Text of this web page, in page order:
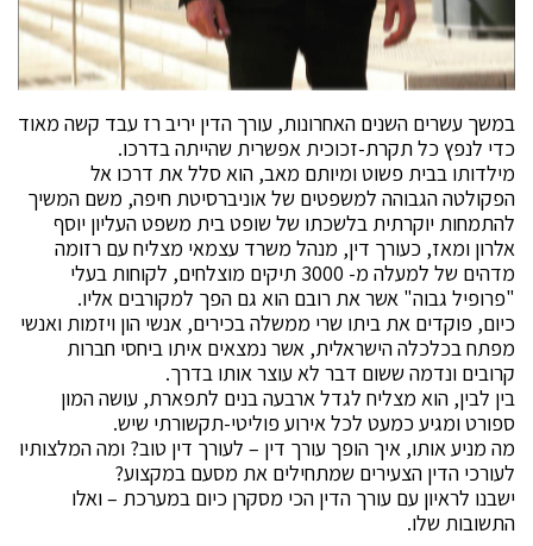
במשך עשרים השנים האחרונות, עורך הדין יריב רז עבד קשה מאוד
כדי לנפץ כל תקרת-זכוכית אפשרית שהייתה בדרכו.
מילדותו בבית פשוט ומיותם מאב, הוא סלל את דרכו אל
הפקולטה הגבוהה למשפטים של אוניברסיטת חיפה, משם המשיך
להתמחות יוקרתית בלשכתו של שופט בית משפט העליון יוסף
אלרון ומאז, כעורך דין, מנהל משרד עצמאי מצליח עם רזומה
מדהים של למעלה מ- 3000 תיקים מוצלחים, לקוחות בעלי
"פרופיל גבוה" אשר את רובם הוא גם הפך למקורבים אליו.
כיום, פוקדים את ביתו שרי ממשלה בכירים, אנשי הון ויזמות ואנשי
מפתח בכלכלה הישראלית, אשר נמצאים איתו ביחסי חברות
קרובים ונדמה ששום דבר לא עוצר אותו בדרך.
בין לבין, הוא מצליח לגדל ארבעה בנים לתפארת, עושה המון
ספורט ומגיע כמעט לכל אירוע פוליטי-תקשורתי שיש.
מה מניע אותו, איך הופך עורך דין – לעורך דין טוב? ומה המלצותיו
לעורכי הדין הצעירים שמתחילים את מסעם במקצוע?
ישבנו לראיון עם עורך הדין הכי מסקרן כיום במערכת – ואלו
התשובות שלו.